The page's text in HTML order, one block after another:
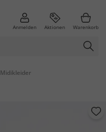
Anmelden Aktionen Warenkorb
Midikleider